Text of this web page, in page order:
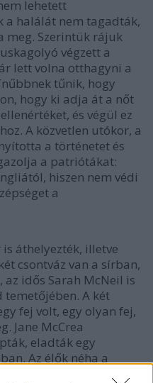
lehetett
a halálát nem tagadták,
meg. Szerintük rájuk
végzett a
lett volna otthagyni a
tűnik, hogy
hogy ki adja át a nőt
és végül ez
A közvetlen utókor, a
a történetet és
a patriótákat:
hiszen nem védi
a
áthelyezték, illetve
csontváz van a sírban,
az idős Sarah McNeil is
A két
fej volt, egy olyan fej,
Jane McCrea
eladták egy
Az élők néha a